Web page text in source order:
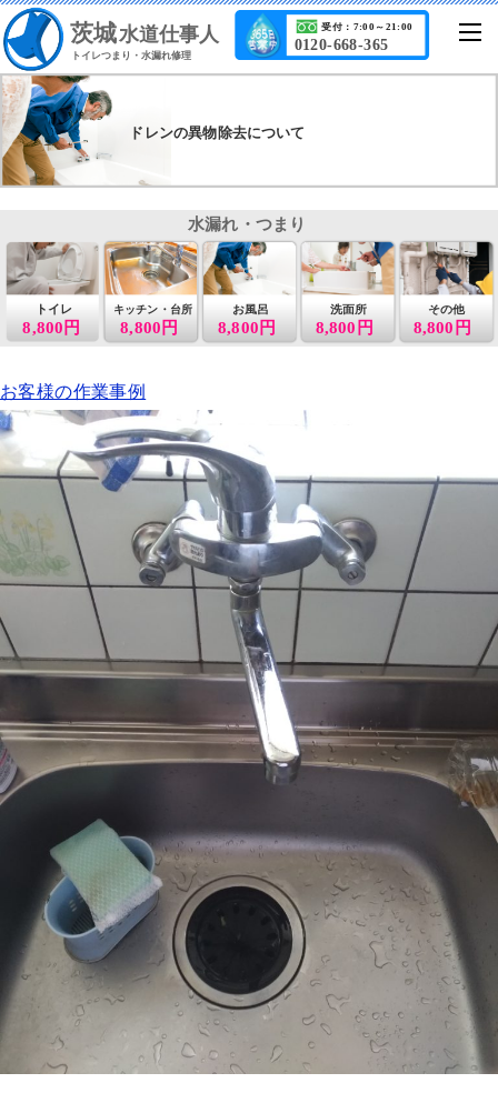
茨城水道仕事人
トイレつまり・水漏れ修理
0120-668-365
受付：7:00～21:00
ドレンの異物除去について
8,800円
トイレ
8,800円
キッチン・台所 お風呂
8,800円
洗面所
8,800円
その他
8,800円
水漏れ・つまり
お客様の作業事例